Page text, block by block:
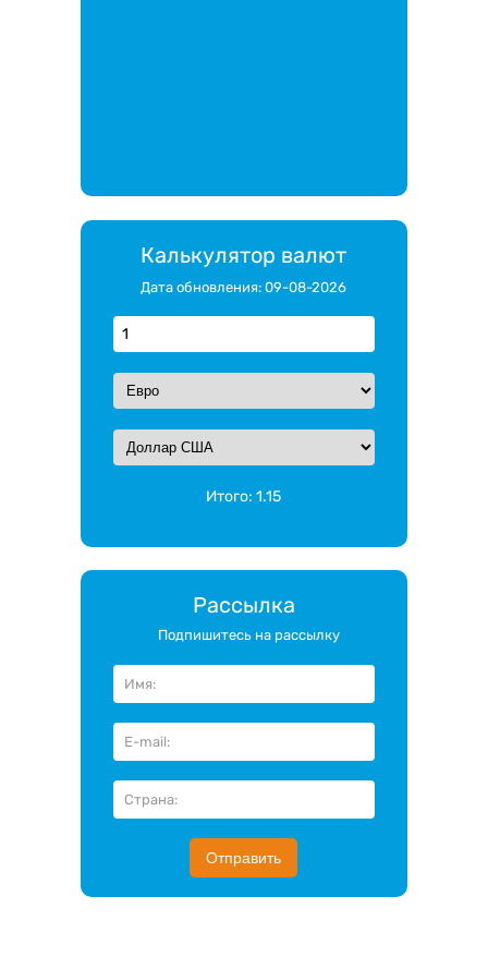
Калькулятор валют
Дата обновления: 09-08-2026
Итого:1.15
Рассылка
Подпишитесь на рассылку
Отправить